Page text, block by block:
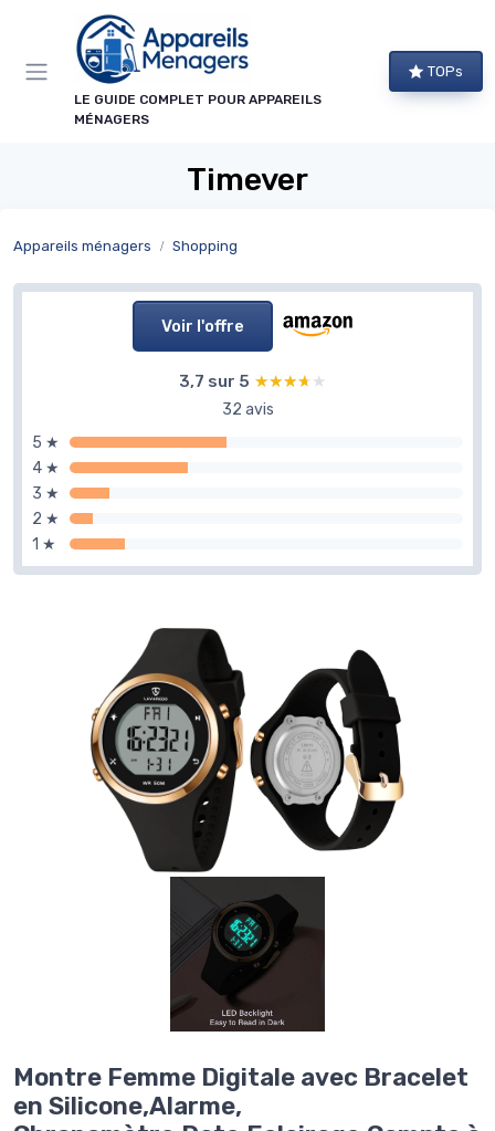
LE GUIDE COMPLET POUR APPAREILS
MÉNAGERS
TOPs
Timever
Appareils ménagers Shopping
Voir l'offre
3,7 sur 5 ★★★★★
★★★★★
32 avis
5 ★
4 ★
3 ★
2 ★
1 ★
Montre Femme Digitale avec Bracelet
en Silicone,Alarme,
Panneau de gestion des cookies